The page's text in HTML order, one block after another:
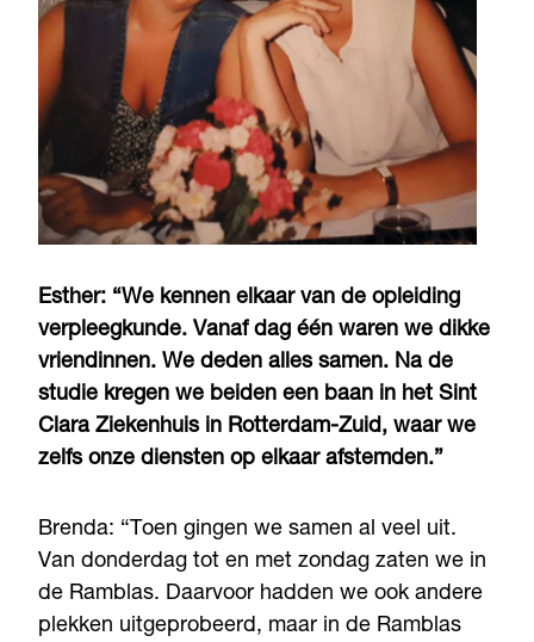
Esther: “We kennen elkaar van de opleiding
verpleegkunde. Vanaf dag één waren we dikke
vriendinnen. We deden alles samen. Na de
studie kregen we beiden een baan in het Sint
Clara Ziekenhuis in Rotterdam-Zuid, waar we
zelfs onze diensten op elkaar afstemden.”
Brenda: “Toen gingen we samen al veel uit.
Van donderdag tot en met zondag zaten we in
de Ramblas. Daarvoor hadden we ook andere
plekken uitgeprobeerd, maar in de Ramblas